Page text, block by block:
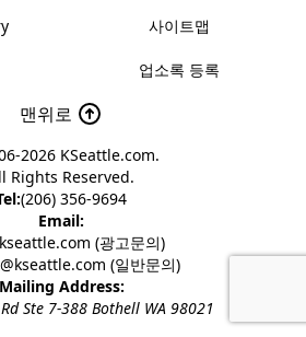
사이트맵
업소록 등록
맨위로
2026 KSeattle.com.
Rights Reserved.
(206) 356-9694
Email:
(광고문의)
(일반문의)
Mailing Address:
Ste 7-388 Bothell WA 98021